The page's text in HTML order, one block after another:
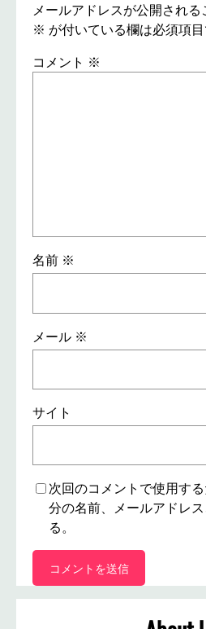
メールアドレスが公開される
※ が付いている欄は必須項
コメント ※
名前 ※
メール ※
サイト
次回のコメントで使用す
分の名前、メールアドレ
る。